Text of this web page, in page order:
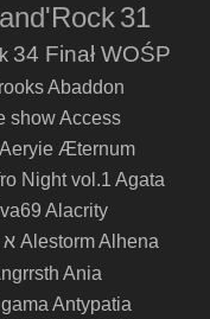
31
34 Finał WOŚP
Abaddon
showAccess
Aeryie Æternum
Night vol.1 Agata
Alacrity
aleph א AlestormAlhena
Ania
Antypatia